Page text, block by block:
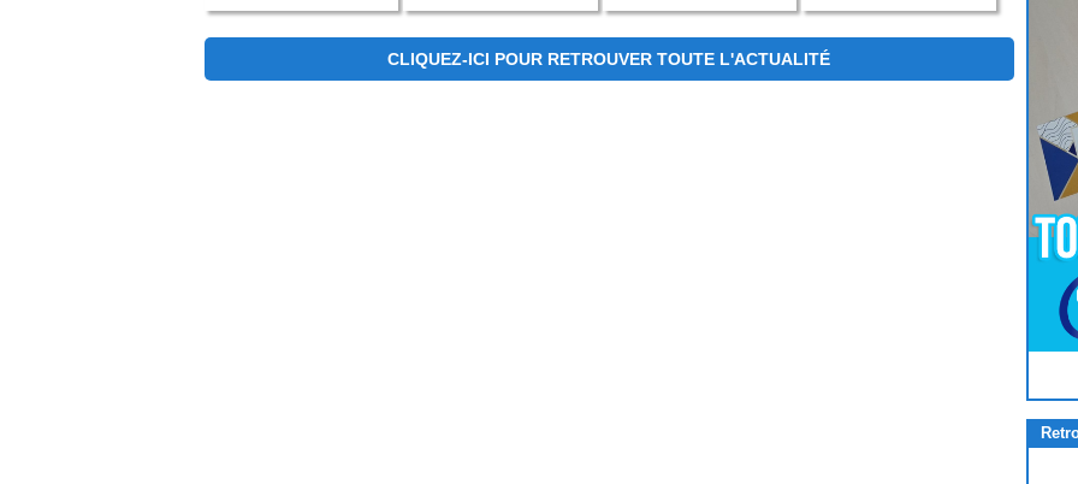
CLIQUEZ-ICI POUR RETROUVER TOUTE L'ACTUALITÉ